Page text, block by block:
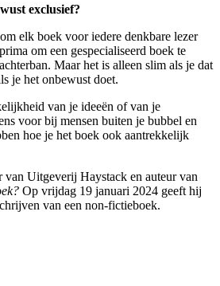
exclusief?
elk boek voor iedere denkbare lezer
om een gespecialiseerd boek te
Maar het is alleen slim als je dat
je het onbewust doet.
van je ideeën of van je
voor bij mensen buiten je bubbel en
hoe je het boek ook aantrekkelijk
van Uitgeverij Haystack en auteur van
Op vrijdag 19 januari 2024 geeft hij
van een non-fictieboek.